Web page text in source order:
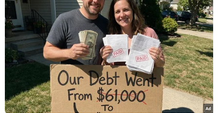
Theo dõi VietnamPlus
TIN LIÊN QUAN